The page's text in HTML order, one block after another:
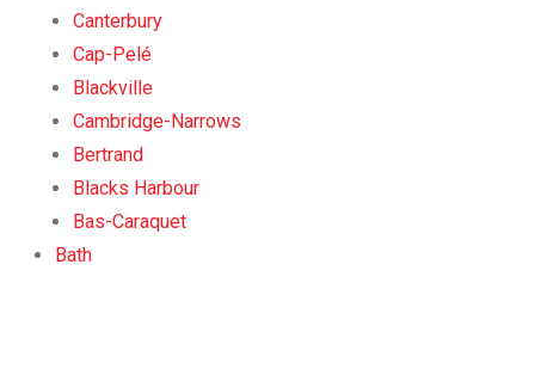
Canterbury
Cap-Pelé
Blackville
Cambridge-Narrows
Bertrand
Blacks Harbour
Bas-Caraquet
Bath